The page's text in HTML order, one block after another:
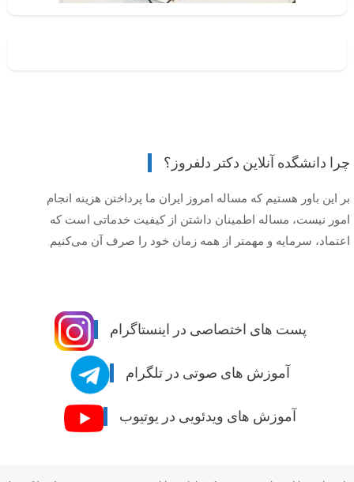
چرا دانشگده آنلاین دکتر دلفروز؟
بر این باور هستیم که مساله امروز ایران ما پرداختن هزینه انجام
امور نیست، مساله اطمینان داشتن از کیفیت خدماتی است که
اعتماد، سرمایه و مهمتر از همه زمان خود را صرف آن می‌کنیم.
پست های اختصاصی در اینستاگرام
آموزش های صوتی در تلگرام
آموزش های ویدئویی در یوتیوب